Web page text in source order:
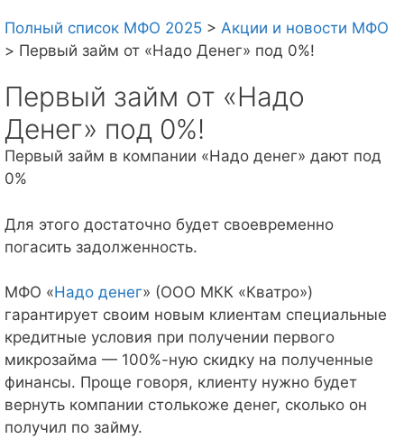
Полный список МФО 2025 > Акции и новости МФО
> Первый займ от «Надо Денег» под 0%!
Первый займ от «Надо
Денег» под 0%!
Первый займ в компании «Надо денег» дают под
0%
Для этого достаточно будет своевременно
погасить задолженность.
МФО «Надо денег» (ООО МКК «Кватро»)
гарантирует своим новым клиентам специальные
кредитные условия при получении первого
микрозайма — 100%-ную скидку на полученные
финансы. Проще говоря, клиенту нужно будет
вернуть компании столькоже денег, сколько он
получил по займу.